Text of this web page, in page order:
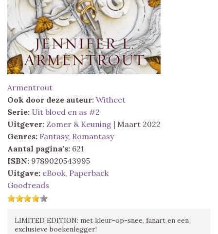
Armentrout
Ook door deze auteur: Witheet
Serie: Uit bloed en as #2
Uitgever: Zomer & Keuning | Maart 2022
Genres: Fantasy, Romantasy
Aantal pagina's: 621
ISBN: 9789020543995
Uitgave: eBook, Paperback
Goodreads
LIMITED EDITION: met kleur-op-snee, fanart en een
exclusieve boekenlegger!